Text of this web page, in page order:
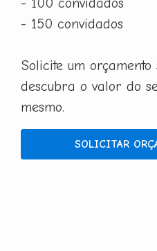
- 150 convidados
Solicite um
descubra o valor do
mesmo.
SOLICITAR